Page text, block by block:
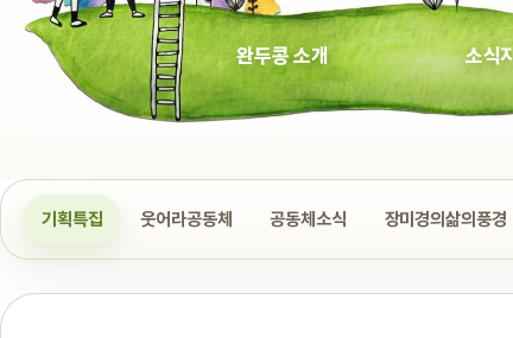
완두콩 소개 소식지
기획특집 웃어라공동체 공동체소식 장미경의삶의풍경